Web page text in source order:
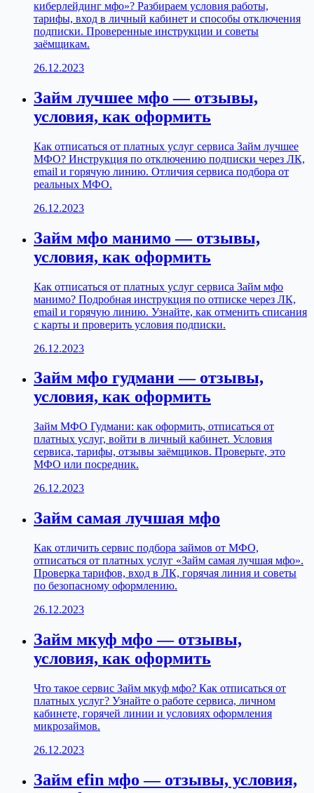
киберлейдинг мфо»? Разбираем условия работы,
тарифы, вход в личный кабинет и способы отключения
подписки. Проверенные инструкции и советы
заёмщикам.
26.12.2023
Займ лучшее мфо — отзывы,
условия, как оформить
Как отписаться от платных услуг сервиса Займ лучшее
МФО? Инструкция по отключению подписки через ЛК,
email и горячую линию. Отличия сервиса подбора от
реальных МФО.
26.12.2023
Займ мфо манимо — отзывы,
условия, как оформить
Как отписаться от платных услуг сервиса Займ мфо
манимо? Подробная инструкция по отписке через ЛК,
email и горячую линию. Узнайте, как отменить списания
с карты и проверить условия подписки.
26.12.2023
Займ мфо гудмани — отзывы,
условия, как оформить
Займ МФО Гудмани: как оформить, отписаться от
платных услуг, войти в личный кабинет. Условия
сервиса, тарифы, отзывы заёмщиков. Проверьте, это
МФО или посредник.
26.12.2023
Займ самая лучшая мфо
Как отличить сервис подбора займов от МФО,
отписаться от платных услуг «Займ самая лучшая мфо».
Проверка тарифов, вход в ЛК, горячая линия и советы
по безопасному оформлению.
26.12.2023
Займ мкуф мфо — отзывы,
условия, как оформить
Что такое сервис Займ мкуф мфо? Как отписаться от
платных услуг? Узнайте о работе сервиса, личном
кабинете, горячей линии и условиях оформления
микрозаймов.
26.12.2023
Займ efin мфо — отзывы, условия,